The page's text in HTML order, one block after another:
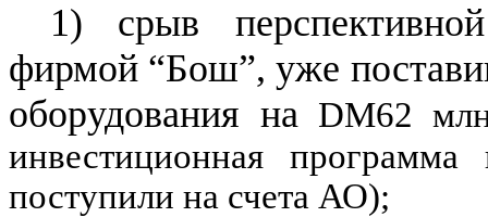
1) срыв
фирмой “Бош”, уже
оборудования на DM62
инвестиционная
поступили на счета АО);